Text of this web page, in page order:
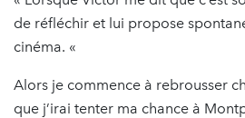
de réfléchir et lui propose
cinéma. «
Alors je commence à rebrousser
que j’irai tenter ma chance à